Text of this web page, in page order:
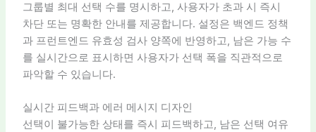
그룹별 최대 선택 수를 명시하고, 사용자가 초과 시 즉시
차단 또는 명확한 안내를 제공합니다. 설정은 백엔드 정책
과 프런트엔드 유효성 검사 양쪽에 반영하고, 남은 가능 수
를 실시간으로 표시하면 사용자가 선택 폭을 직관적으로
파악할 수 있습니다.
실시간 피드백과 에러 메시지 디자인
선택이 불가능한 상태를 즉시 피드백하고, 남은 선택 여유